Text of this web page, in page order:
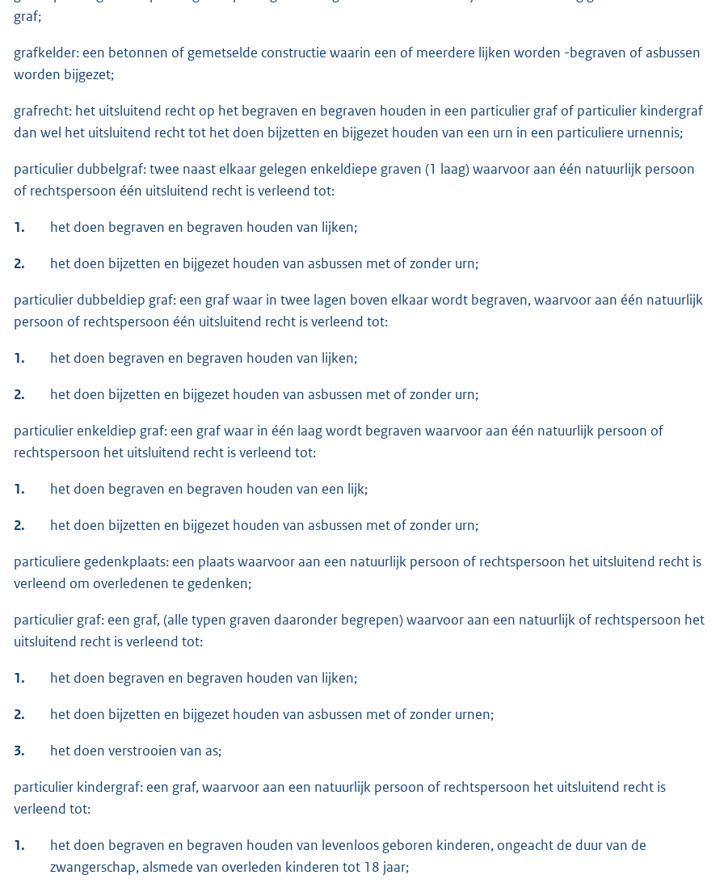
graf;
grafkelder: een betonnen of gemetselde constructie waarin een of meerdere lijken worden -begraven of asbussen
worden bijgezet;
grafrecht: het uitsluitend recht op het begraven en begraven houden in een particulier graf of particulier kindergraf
dan wel het uitsluitend recht tot het doen bijzetten en bijgezet houden van een urn in een particuliere urnennis;
particulier dubbelgraf: twee naast elkaar gelegen enkeldiepe graven (1 laag) waarvoor aan één natuurlijk persoon
of rechtspersoon één uitsluitend recht is verleend tot:
1. het doen begraven en begraven houden van lijken;
2. het doen bijzetten en bijgezet houden van asbussen met of zonder urn;
particulier dubbeldiep graf: een graf waar in twee lagen boven elkaar wordt begraven, waarvoor aan één natuurlijk
persoon of rechtspersoon één uitsluitend recht is verleend tot:
1. het doen begraven en begraven houden van lijken;
2. het doen bijzetten en bijgezet houden van asbussen met of zonder urn;
particulier enkeldiep graf: een graf waar in één laag wordt begraven waarvoor aan één natuurlijk persoon of
rechtspersoon het uitsluitend recht is verleend tot:
1. het doen begraven en begraven houden van een lijk;
2. het doen bijzetten en bijgezet houden van asbussen met of zonder urn;
particuliere gedenkplaats: een plaats waarvoor aan een natuurlijk persoon of rechtspersoon het uitsluitend recht is
verleend om overledenen te gedenken;
particulier graf: een graf, (alle typen graven daaronder begrepen) waarvoor aan een natuurlijk of rechtspersoon het
uitsluitend recht is verleend tot:
1. het doen begraven en begraven houden van lijken;
2. het doen bijzetten en bijgezet houden van asbussen met of zonder urnen;
3. het doen verstrooien van as;
particulier kindergraf: een graf, waarvoor aan een natuurlijk persoon of rechtspersoon het uitsluitend recht is
verleend tot:
1.
het doen begraven en begraven houden van levenloos geboren kinderen, ongeacht de duur van de
zwangerschap, alsmede van overleden kinderen tot 18 jaar;